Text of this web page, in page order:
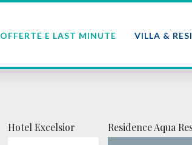
OFFERTE E LAST MINUTE VILLA &
Hotel Excelsior Residence Aqua